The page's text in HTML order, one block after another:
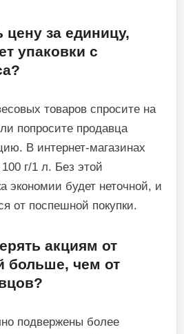
цену за единицу,
упаковки с
товаров спросите на
попросите продавца
В интернет‑магазинах
г/1 л. Без этой
экономии будет неточной, и
от поспешной покупки.
акциям от
больше, чем от
подвержены более